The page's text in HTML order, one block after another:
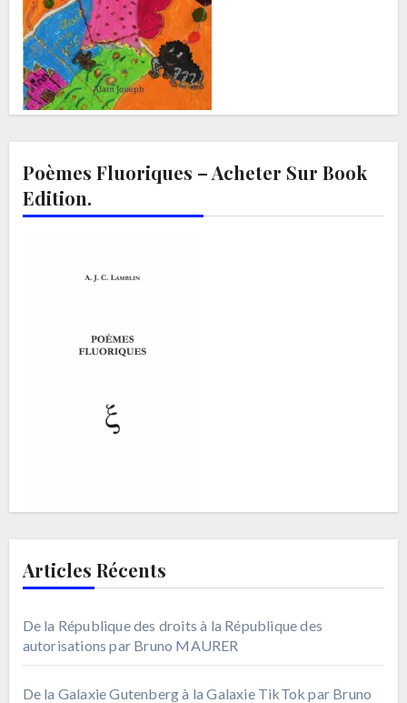
Poèmes Fluoriques – Acheter Sur Book
Edition.
Articles Récents
De la République des droits à la République des
autorisations par Bruno MAURER
De la Galaxie Gutenberg à la Galaxie TikTok par Bruno